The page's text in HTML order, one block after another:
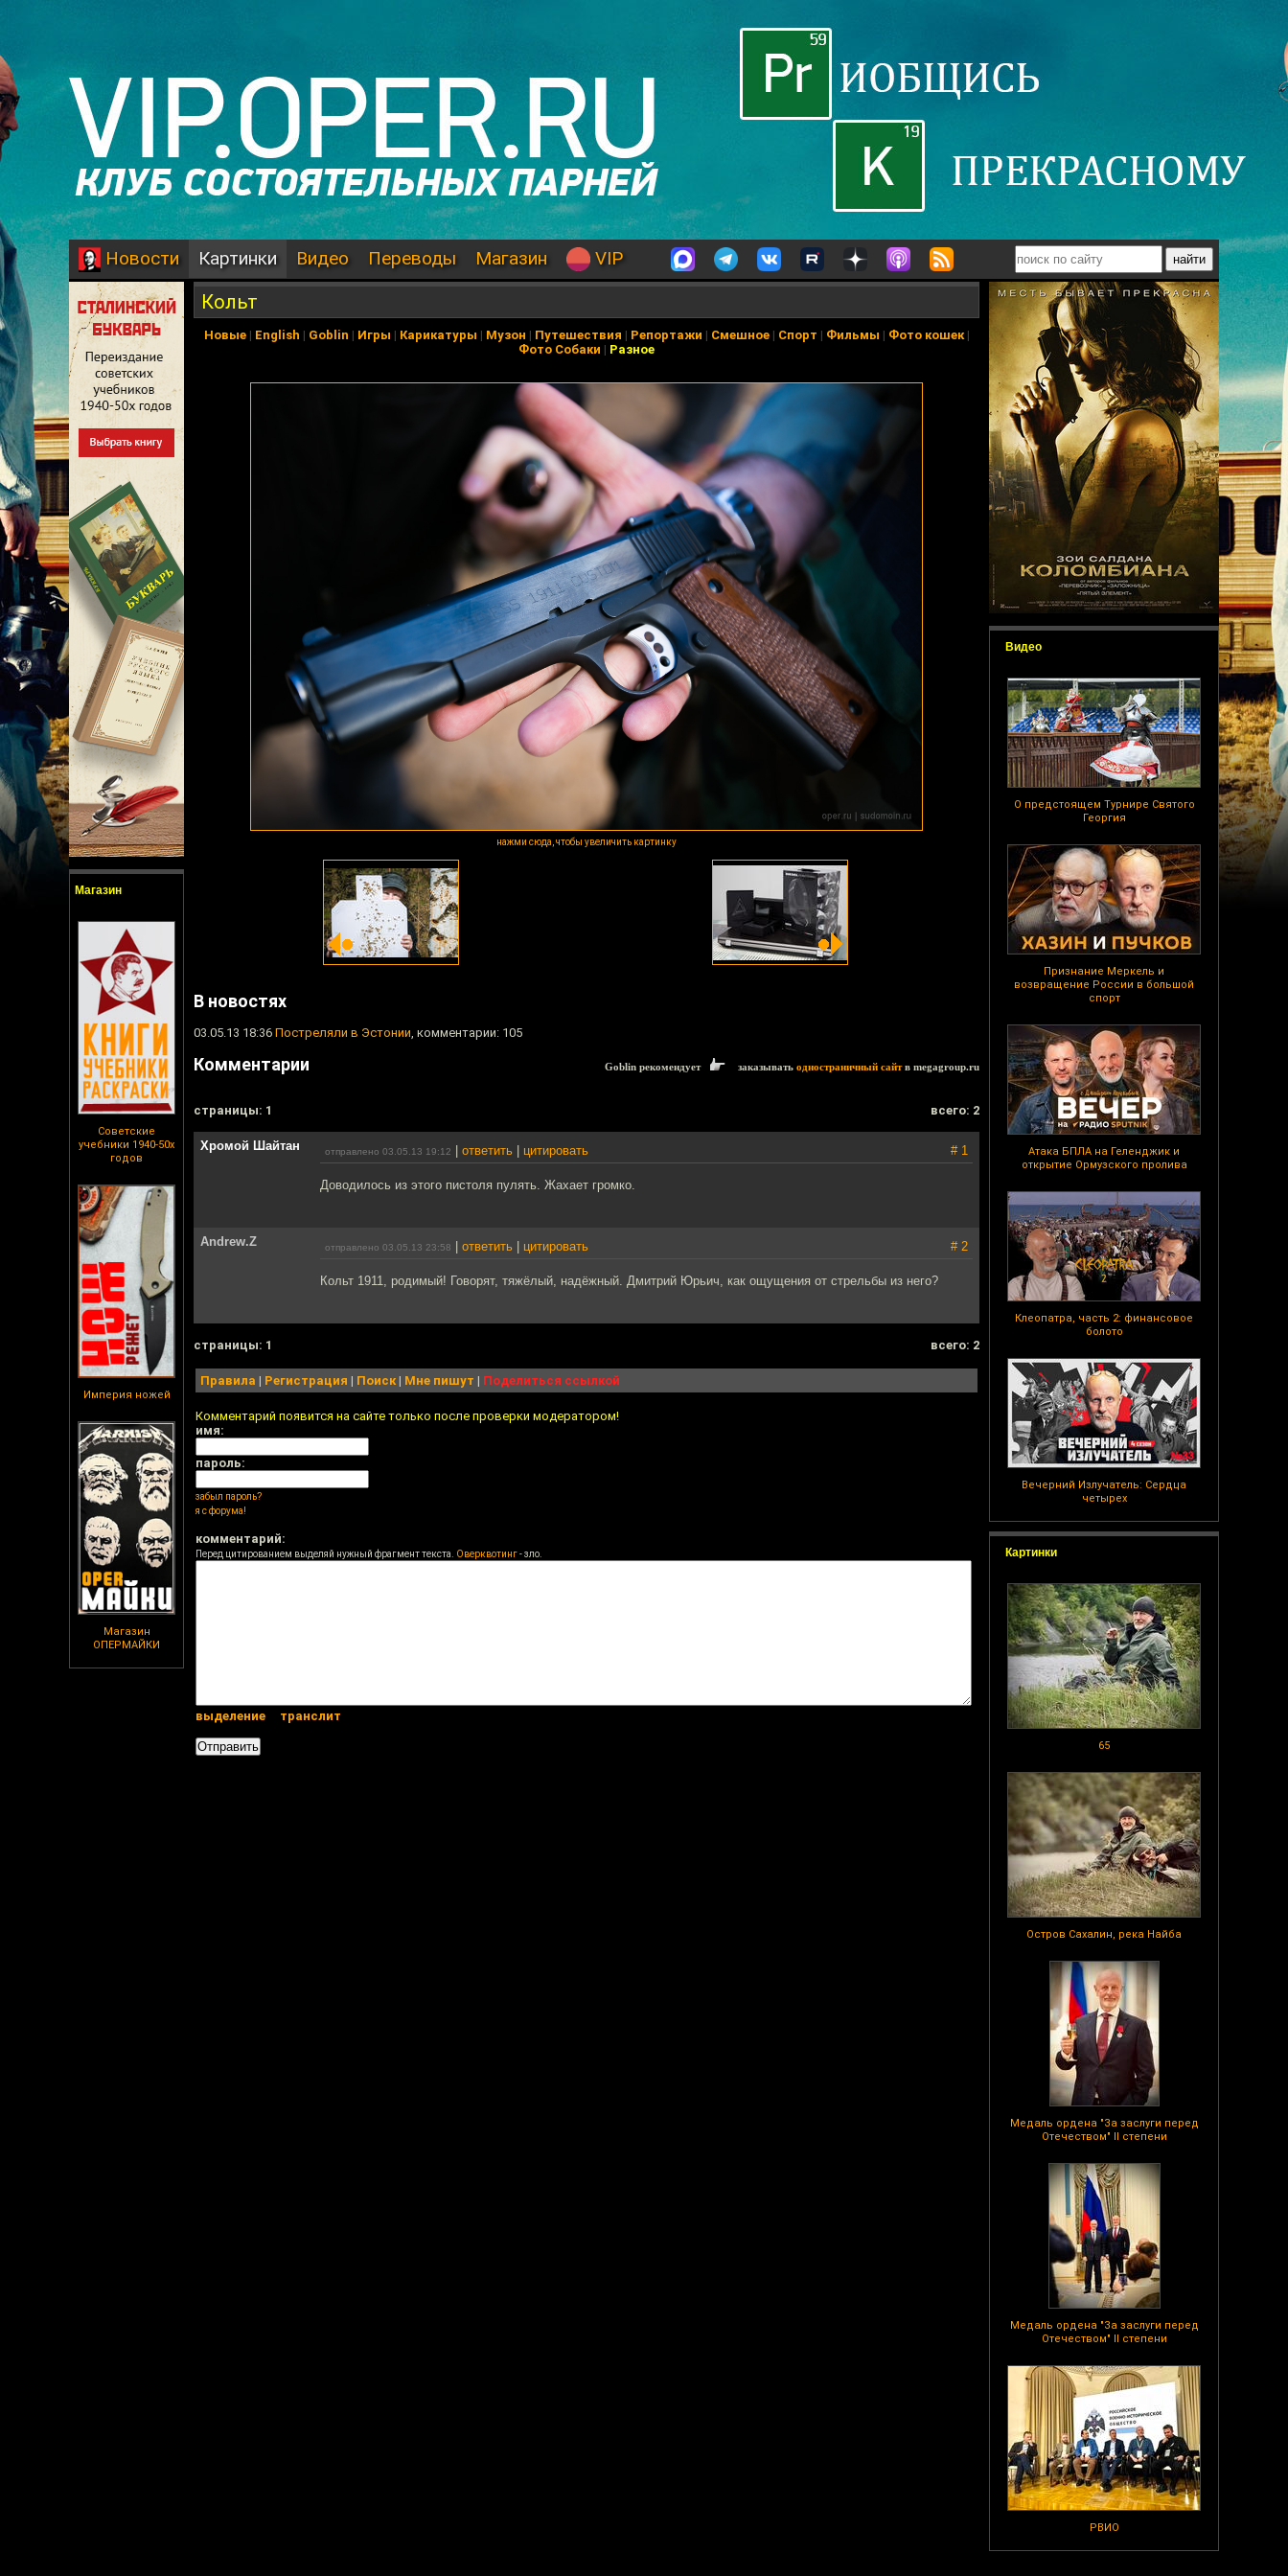
Новости Картинки Видео Переводы Магазин VIP
Магазин
Советские
учебники 1940-50х
годов
Империя ножей
Магазин
ОПЕРМАЙКИ
Видео
О предстоящем Турнире Святого
Георгия
Признание Меркель и
возвращение России в большой
спорт
Атака БПЛА на Геленджик и
открытие Ормузского пролива
Клеопатра, часть 2: финансовое
болото
Вечерний Излучатель: Сердца
четырех
Картинки
65
Остров Сахалин, река Найба
Медаль ордена "За заслуги перед
Отечеством" II степени
Медаль ордена "За заслуги перед
Отечеством" II степени
РВИО
Кольт
Новые| English | Goblin | Игры | Карикатуры | Музон | Путешествия | Репортажи | Смешное| Спорт | Фильмы | Фото кошек|
Фото Собаки | Разное
нажми сюда, чтобы увеличить картинку
В новостях
03.05.13 18:36 Постреляли в Эстонии, комментарии: 105
Комментарии Goblin рекомендует заказывать одностраничный сайтв megagroup.ru
cтраницы: 1 всего: 2
Хромой Шайтан отправлено 03.05.13 19:12 ответить цитировать # 1
Доводилось из этого пистоля пулять. Жахает громко.
Andrew.Z отправлено 03.05.13 23:58 ответить цитировать # 2
Кольт 1911, родимый! Говорят, тяжёлый, надёжный. Дмитрий Юрьич, как ощущения от стрельбы из него?
cтраницы: 1 всего: 2
Правила | Регистрация | Поиск| Мне пишут | Поделиться ссылкой
Комментарий появится на сайте только после проверки модератором!
имя:
пароль:
забыл пароль?
я с форума!
комментарий:
Перед цитированием выделяй нужный фрагмент текста. Оверквотинг- зло.
выделение транслит